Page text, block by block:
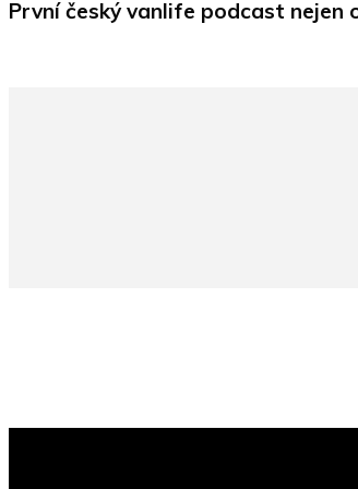
První český vanlife podcast nejen